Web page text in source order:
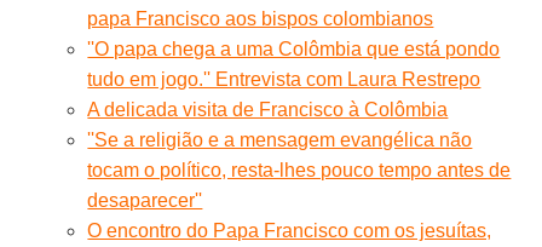
papa Francisco aos bispos colombianos
''O papa chega a uma Colômbia que está pondo
tudo em jogo.'' Entrevista com Laura Restrepo
A delicada visita de Francisco à Colômbia
''Se a religião e a mensagem evangélica não
tocam o político, resta-lhes pouco tempo antes de
desaparecer''
O encontro do Papa Francisco com os jesuítas,